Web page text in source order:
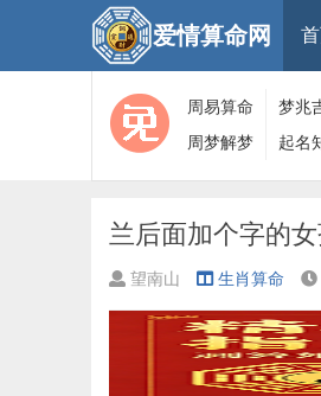
爱情算命网
周易算命 梦兆
周梦解梦
大全
起名
算命
兰后面加个字的
望南山 生肖算命